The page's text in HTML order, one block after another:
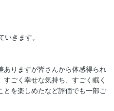
きます。
ありますが皆さんから体感得られ
ごく幸せな気持ち、すごく眠く
とを楽しめたなど評価でも一部ご